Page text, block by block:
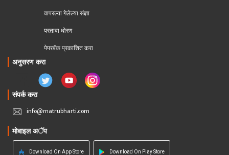
वापरल्या गेलेल्या संज्ञा
परतावा धोरण
पेपरबॅक प्रकाशित करा
अनुसरण करा
संपर्क करा
info@matrubharti.com
मोबाइल अॅप
Download On App Store Download On Play Store